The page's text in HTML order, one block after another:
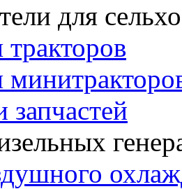
для
запчастей